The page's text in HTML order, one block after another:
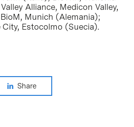
Alliance, Medicon Valley,
Munich (Alemania);
Estocolmo (Suecia).
Share